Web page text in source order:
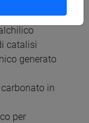
diretta
catalisi
generato
in
per